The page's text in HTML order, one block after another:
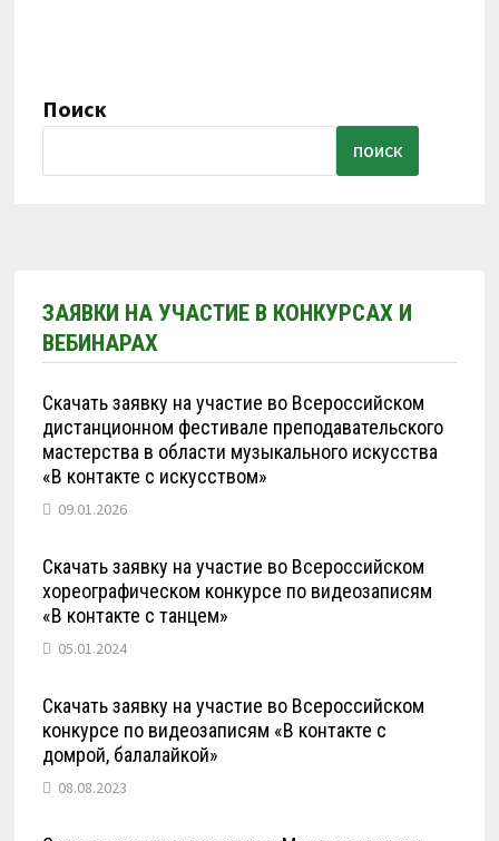
Поиск
ПОИСК
ЗАЯВКИ НА УЧАСТИЕ В КОНКУРСАХ И
ВЕБИНАРАХ
Скачать заявку на участие во Всероссийском
дистанционном фестивале преподавательского
мастерства в области музыкального искусства
«В контакте с искусством»
09.01.2026
Скачать заявку на участие во Всероссийском
хореографическом конкурсе по видеозаписям
«В контакте с танцем»
05.01.2024
Скачать заявку на участие во Всероссийском
конкурсе по видеозаписям «В контакте с
домрой, балалайкой»
08.08.2023